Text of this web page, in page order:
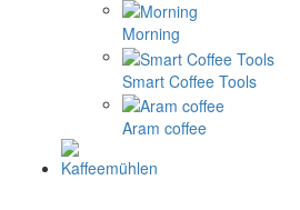
Morning
Smart Coffee Tools
Aram coffee